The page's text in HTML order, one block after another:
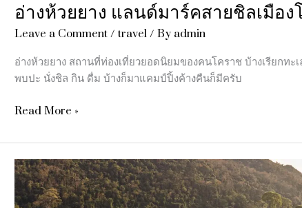
อ่างห้วยยาง แลนด์มาร์คสายชิลเมือง
Leave a Comment / travel/ By admin
อ่างห้วยยาง สถานที่ท่องเที่ยวยอดนิยมของคนโคราช บ้างเรียกทะ
พบปะ นั่งชิล กิน ดื่ม บ้างก็มาแคมป์ปิ้งค้างคืนก็มีครับ
Read More »
รีวิว
Hotel
Labaris